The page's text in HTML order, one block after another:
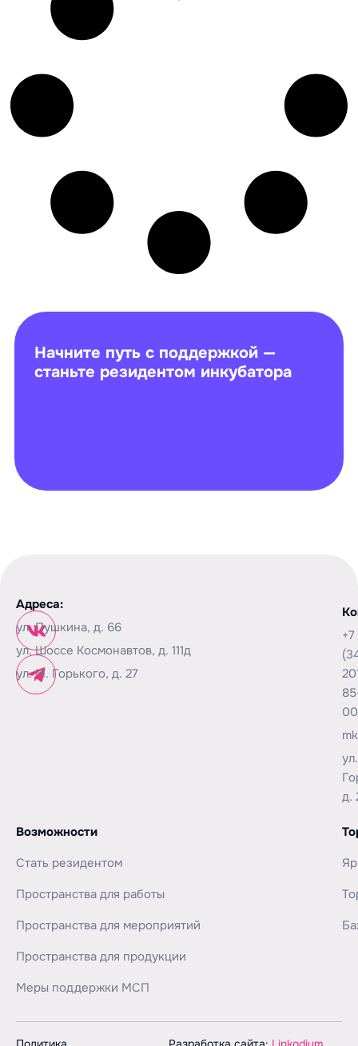
Начните путь с поддержкой —
станьте резидентом инкубатора
Адреса:
ул. Пушкина, д. 66
ул. Шоссе Космонавтов, д. 111д
ул. М. Горького, д. 27
+7
00
д.
Возможности
Стать резидентом
Пространства для работы
Пространства для мероприятий
Пространства для продукции
Меры поддержки МСП